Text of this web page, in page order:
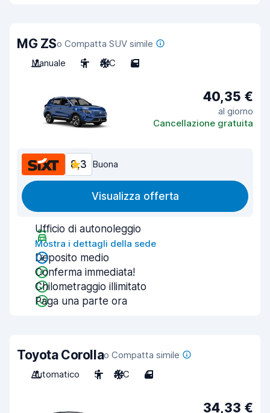
MG ZSo Compatta SUV simile
Manuale
5 A/C 5
40,35 €
al giorno
Cancellazione gratuita
8,3 Buona
Visualizza offerta
Ufficio di autonoleggio
Mostra i dettagli della sede
Deposito medio
Conferma immediata!
Chilometraggio illimitato
Paga una parte ora
Toyota Corollao Compatta simile
Automatico
5 A/C 4
34,33 €